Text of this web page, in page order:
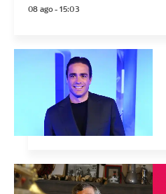
08 ago - 15:03